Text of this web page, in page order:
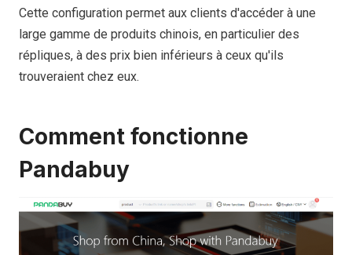
Cette configuration permet aux clients d'accéder à une
large gamme de produits chinois, en particulier des
répliques, à des prix bien inférieurs à ceux qu'ils
trouveraient chez eux.
Comment fonctionne
Pandabuy